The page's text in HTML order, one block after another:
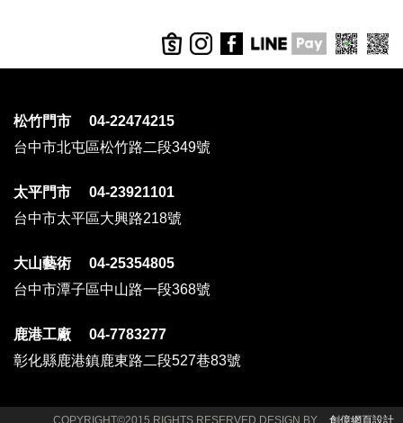
松竹門市 04-22474215
台中市北屯區松竹路二段349號
太平門市 04-23921101
台中市太平區大興路218號
大山藝術 04-25354805
台中市潭子區中山路一段368號
鹿港工廠 04-7783277
彰化縣鹿港鎮鹿東路二段527巷83號
COPYRIGHT©2015 RIGHTS RESERVED DESIGN BY 創億網頁設計